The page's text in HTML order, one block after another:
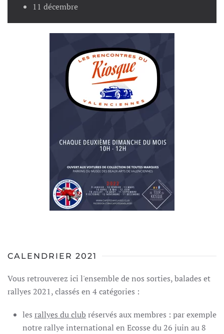
11 décembre
CALENDRIER 2021
Vous retrouverez ici l'ensemble de nos sorties, balades et
rallyes 2021, classés en 4 catégories :
les rallyes du club réservés aux membres : par exemple
notre rallye international en Ecosse du 26 juin au 8